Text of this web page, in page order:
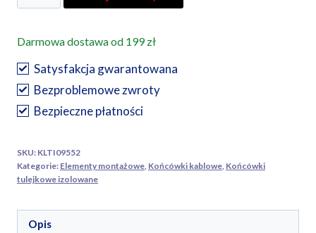
EM
końcówka
tulejkowa
izolowana
podwójna
2x0,75/8
100
szt
Darmowa dostawa od 199 zł
Satysfakcja gwarantowana
Bezproblemowe zwroty
Bezpieczne płatności
SKU: KLTI09552
Kategorie: Elementy montażowe Końcówki kablowe Końcówki
tulejkowe izolowane
Opis